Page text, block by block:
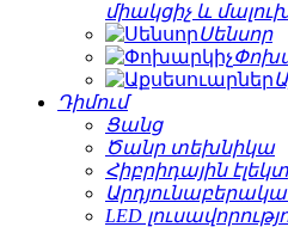
միակցիչ և
Սենսոր
Դիմում
Ցանց
Ծանր տեխնիկա
Հիբրիդային
LED